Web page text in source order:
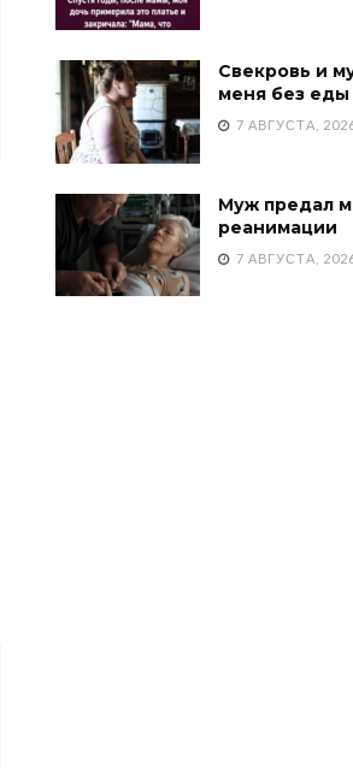
Свекровь и
меня без еды
7 АВГУСТА,
Муж предал
реанимации
7 АВГУСТА,